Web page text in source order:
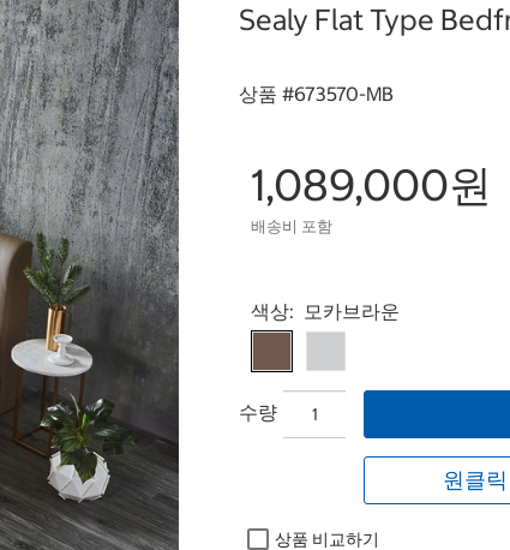
Sealy Flat Type
상품 #673570-MB
1,089,000원
배송비 포함
Select product
색상: 모카브라운
수량
원클
상품 비교하기